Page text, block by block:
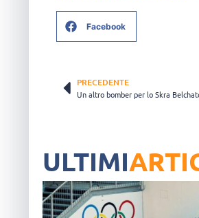
Facebook
PRECEDENTE
Un altro bomber per lo Skra
ULTIMI